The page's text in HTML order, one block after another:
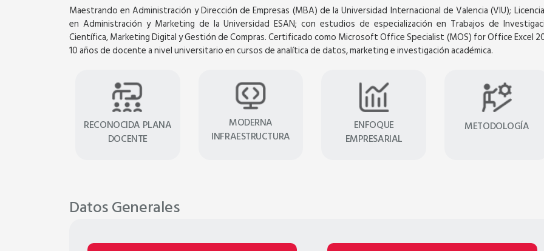
Maestrando en Administración y Dirección de Empresas (MBA) de la Universidad Internacional de Valencia (VIU);
en Administración y Marketing de la Universidad ESAN; con estudios de especialización en Trabajos de
Científica, Marketing Digital y Gestión de Compras. Certificado como Microsoft Office Specialist (MOS) for Office Excel
10 años de docente a nivel universitario en cursos de analítica de datos, marketing e investigación académica.
RECONOCIDA PLANA
DOCENTE
MODERNA
INFRAESTRUCTURA
ENFOQUE
EMPRESARIAL
METODOLOGÍA
Datos Generales
Taller Virtual
ORATORIA PARA TEENS: EXPRÉSATE
04 clases - 16 horas académicas
Sábados 3:00 p.m. a 6:30 p.m.
Ver Temario Quiero matricularme
Curso Virtual
MS OFFICE 365: DOMINA LAS
06 clases - 24 horas académicas
Sábados 10:00 a.m. a 1:30 p.m.
Quiero matricularme